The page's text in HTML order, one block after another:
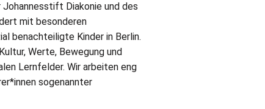
Diakonie und des
mit besonderen
benachteiligte Kinder in Berlin.
Werte, Bewegung und
Lernfelder. Wir arbeiten eng
sogenannter